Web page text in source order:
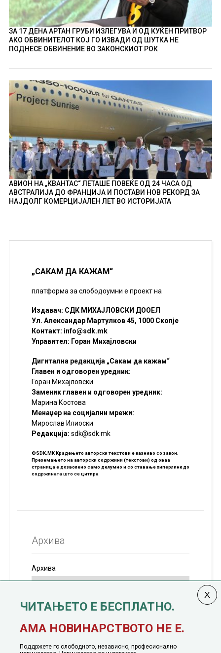
ЗА 17 ДЕНА АРТАН ГРУБИ ИЗЛЕГУВА И ОД КУЌЕН ПРИТВОР
АКО ОБВИНИТЕЛОТ КОЈ ГО ИЗВАДИ ОД ШУТКА НЕ
ПОДНЕСЕ ОБВИНЕНИЕ ВО ЗАКОНСКИОТ РОК
АВИОН НА „КВАНТАС“ ЛЕТАШЕ ПОВЕЌЕ ОД 24 ЧАСА ОД
АВСТРАЛИЈА ДО ФРАНЦИЈА И ПОСТАВИ НОВ РЕКОРД ЗА
НАЈДОЛГ КОМЕРЦИЈАЛЕН ЛЕТ ВО ИСТОРИЈАТА
„САКАМ ДА КАЖАМ“
платформа за слободоумни е проект на
Издавач: СДК МИХАЈЛОВСКИ ДООЕЛ
Ул. Александар Мартулков 45, 1000 Скопје
Контакт: info@sdk.mk
Управител: Горан Михајловски
Дигитална редакција „Сакам да кажам“
Главен и одговорен уредник:
Горан Михајловски
Заменик главен и одговорен уредник:
Марина Костова
Менаџер на социјални мрежи:
Мирослав Илиоски
Редакцијa: sdk@sdk.mk
©SDK.MK Крадењето авторски текстови е казниво со закон.
Преземањето на авторски содржини (текстови) од оваа
страница е дозволено само делумно и со ставање хиперлинк до
содржината што се цитира
Архива
Архива
јануари, 1991 година
ЧИТАЊЕТО Е БЕСПЛАТНО.
АМА НОВИНАРСТВОТО НЕ Е.
Поддржете го слободното, независно, професионално